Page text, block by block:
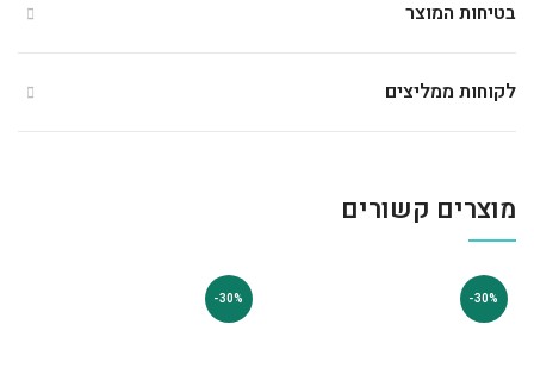
בטיחות המוצר
לקוחות ממליצים
מוצרים קשורים
-30%
-30%